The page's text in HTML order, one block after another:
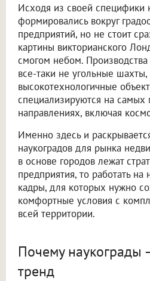
Исходя из своей специфики
формировались вокруг
предприятий, но не стоит
картины викторианского
смогом небом.
все-таки не угольные
высокотехнологичные
специализируются на самых
направлениях, включая
Именно здесь и
наукоградов для рынка
в основе городов лежат
предприятия, то работать
кадры, для которых нужно
комфортные условия с
всей территории.
Почему наукограды
тренд